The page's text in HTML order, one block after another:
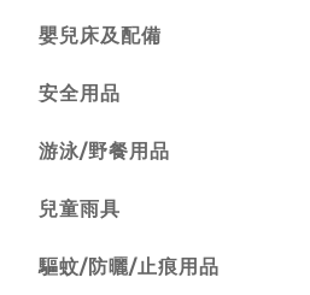
嬰兒床及配備
安全用品
游泳/野餐用品
兒童雨具
驅蚊/防曬/止痕用品